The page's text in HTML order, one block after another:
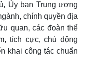
Ủy ban Trung ương
chính quyền địa
quan, các đoàn thể
tích cực, chủ động
khai công tác chuẩn